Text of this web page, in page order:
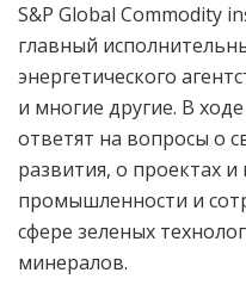
S&P Global Commodity
главный
энергетического
и многие другие. В
ответят на вопросы о
развития, о проектах
промышленности и
сфере зеленых
минералов.